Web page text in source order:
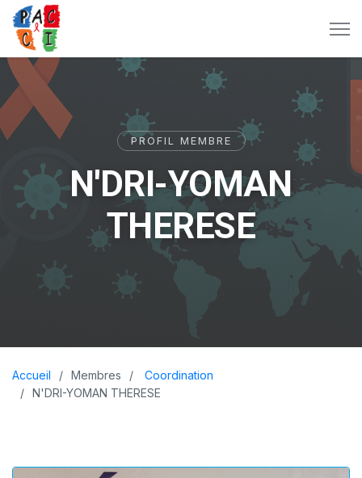
PROFIL MEMBRE
N'DRI-YOMAN
THERESE
Accueil Membres
Coordination
N'DRI-YOMAN THERESE